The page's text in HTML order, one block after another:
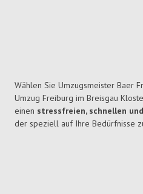
Wählen Sie Umzugsmeister Baer
Umzug Freiburg im Breisgau
einen stressfreien, schnellen
der speziell auf Ihre Bedürfnisse